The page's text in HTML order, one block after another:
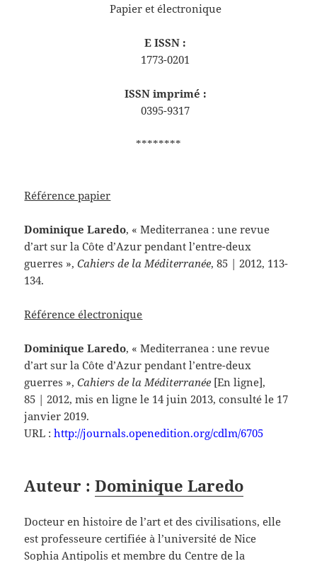
Papier et électronique
E ISSN :
1773-0201
ISSN imprimé :
0395-9317
********
Référence papier
DominiqueLaredo, «Mediterranea : une revue
d’art sur la Côte d’Azur pendant l’entre-deux
guerres »,Cahiers de la Méditerranée, 85 | 2012, 113-
134.
Référence électronique
DominiqueLaredo, «Mediterranea : une revue
d’art sur la Côte d’Azur pendant l’entre-deux
guerres »,Cahiers de la Méditerranée [En ligne],
85 | 2012, mis en ligne le 14 juin 2013, consulté le 17
janvier 2019.
URL :http://journals.openedition.org/cdlm/6705
Auteur :DominiqueLaredo
Docteur en histoire de l’art et des civilisations, elle
est professeure certifiée à l’université de Nice
Sophia Antipolis et membre du Centre de la